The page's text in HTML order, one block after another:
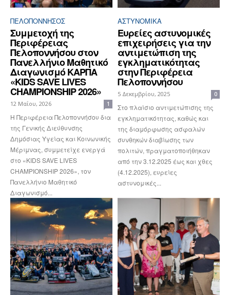
ΠΕΛΟΠΌΝΝΗΣΟΣ
Συμμετοχή της
Περιφέρειας
Πελοποννήσου στον
Πανελλήνιο Μαθητικό
Διαγωνισμό ΚΑΡΠΑ
«KIDS SAVE LIVES
CHAMPIONSHIP 2026»
12 Μαΐου, 2026 1
Η Περιφέρεια Πελοποννήσου δια
της Γενικής Διεύθυνσης
Δημόσιας Υγείας και Κοινωνικής
Μέριμνας, συμμετείχε ενεργά
στο «KIDS SAVE LIVES
CHAMPIONSHIP 2026», τον
Πανελλήνιο Μαθητικό
Διαγωνισμό...
ΑΣΤΥΝΟΜΙΚΆ
Ευρείες αστυνομικές
επιχειρήσεις για την
αντιμετώπιση της
εγκληματικότητας
στην Περιφέρεια
Πελοποννήσου
5 Δεκεμβρίου, 2025 0
Στο πλαίσιο αντιμετώπισης της
εγκληματικότητας, καθώς και
της διαμόρφωσης ασφαλών
συνθηκών διαβίωσης των
πολιτών, πραγματοποιήθηκαν
από την 3.12.2025 έως και χθες
(4.12.2025), ευρείες
αστυνομικές...